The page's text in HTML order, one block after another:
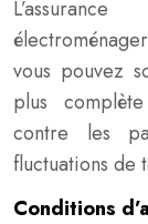
vous pouvez
plus
contre les
fluctuations de
Conditions